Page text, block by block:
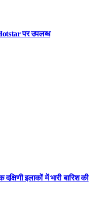
पर उपलब्ध
इलाकों में भारी बारिश की